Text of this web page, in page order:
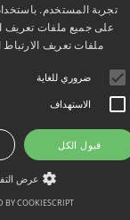
تراجع الذهب مع صعود
والتركيز على بيانات التضخم
الأمريكية
تجربة المستخدم.
على جميع ملفات تعريف
ملفات تعريف الارتباط
ضروري للغاية
الاستهداف
قبول الكل
عرض
BY COOKIESCRIPT